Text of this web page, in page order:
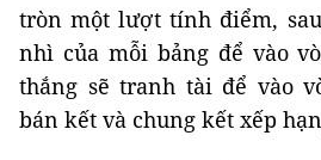
tròn một lượt tính điểm,
nhì của mỗi bảng để vào
thắng sẽ tranh tài để vào
bán kết và chung kết xếp